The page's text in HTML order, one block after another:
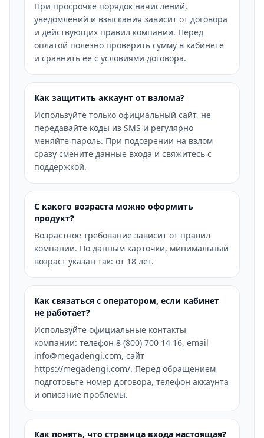
При просрочке порядок начислений,
уведомлений и взыскания зависит от договора
и действующих правил компании. Перед
оплатой полезно проверить сумму в кабинете
и сравнить ее с условиями договора.
Как защитить аккаунт от взлома?
Используйте только официальный сайт, не
передавайте коды из SMS и регулярно
меняйте пароль. При подозрении на взлом
сразу смените данные входа и свяжитесь с
поддержкой.
С какого возраста можно оформить
продукт?
Возрастное требование зависит от правил
компании. По данным карточки, минимальный
возраст указан так: от 18 лет.
Как связаться с оператором, если кабинет
не работает?
Используйте официальные контакты
компании: телефон 8 (800) 700 14 16, email
info@megadengi.com, сайт
https://megadengi.com/. Перед обращением
подготовьте номер договора, телефон аккаунта
и описание проблемы.
Как понять, что страница входа настоящая?